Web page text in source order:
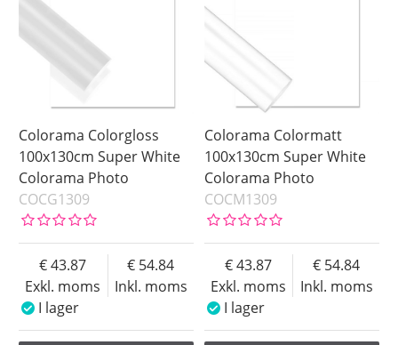
Pris
2.75 x 6.00 m
3.50 x 12.0 m
3.50 x 6.00 m
3.50 x 9.00 m
Green Screen
Grey
White
I lager
Ej i lager
Colorama Colorgloss
100x130cm Super White
Colorama Photo
COCG1309
Exkl. moms
43.87
Inkl. moms
54.84
I lager
Colorama Colormatt
100x130cm Super White
Colorama Photo
COCM1309
Exkl. moms
43.87
Inkl. moms
54.84
I lager